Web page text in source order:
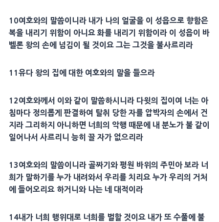
10여호와의 말씀이니라 내가 나의 얼굴을 이 성읍으로 향함은
복을 내리기 위함이 아니요 화를 내리기 위함이라 이 성읍이 바
벨론 왕의 손에 넘김이 될 것이요 그는 그것을 불사르리라
11 유다 왕의 집에 대한 여호와의 말을 들으라
12여호와께서 이와 같이 말씀하시니라 다윗의 집이여 너는 아
침마다 정의롭게 판결하여 탈취 당한 자를 압박자의 손에서 건
지라 그리하지 아니하면 너희의 악행 때문에 내 분노가 불 같이
일어나서 사르리니 능히 끌 자가 없으리라
13여호와의 말씀이니라 골짜기 와평원 바위의 주민아 보라 너
희가 말하기를 누가 내려와서 우리를 치리요 누가 우리의 거처
에 들어오리요 하거니와 나는 네 대적이라
14내가 너희 행위 대로 너희를 벌할 것이요 내가 또 수풀에 불